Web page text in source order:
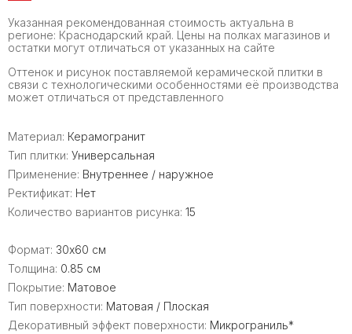
Указанная рекомендованная стоимость актуальна в
регионе: Краснодарский край. Цены на полках магазинов и
остатки могут отличаться от указанных на сайте
Оттенок и рисунок поставляемой керамической плитки в
связи с технологическими особенностями её производства
может отличаться от представленного
Материал: Керамогранит
Тип плитки: Универсальная
Применение: Внутреннее / наружное
Ректификат: Нет
Количество вариантов рисунка: 15
Формат: 30x60 см
Толщина: 0.85 см
Покрытие: Матовое
Тип поверхности: Матовая / Плоская
Декоративный эффект поверхности: Микрограниль*